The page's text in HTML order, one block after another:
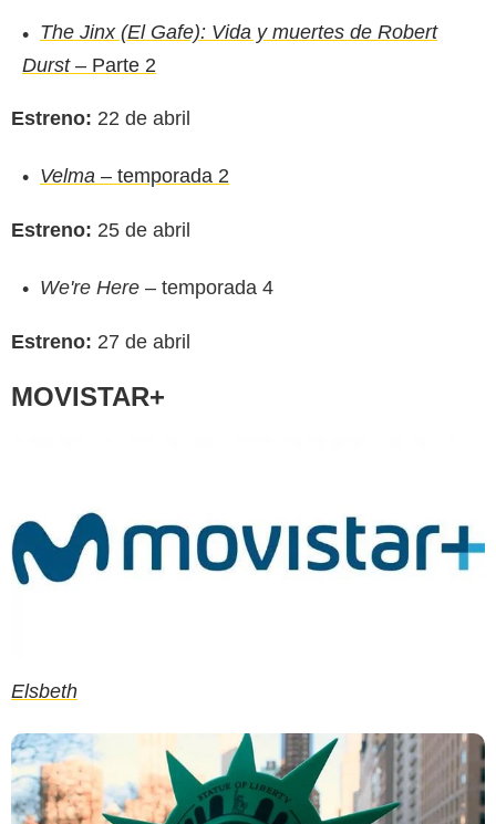
The Jinx (El Gafe): Vida y muertes de Robert
Durst– Parte 2
Estreno: 22 de abril
Velma – temporada 2
Estreno: 25 de abril
We're Here – temporada 4
Estreno: 27 de abril
MOVISTAR+
Elsbeth